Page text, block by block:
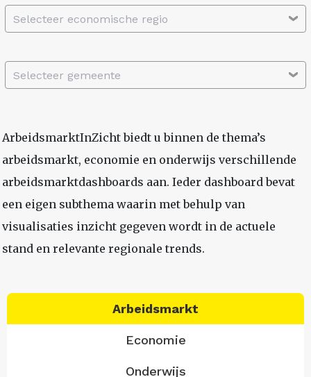
Selecteer economische regio
Selecteer gemeente
ArbeidsmarktInZicht biedt u binnen de thema’s
arbeidsmarkt, economie en onderwijs verschillende
arbeidsmarktdashboards aan. Ieder dashboard bevat
een eigen subthema waarin met behulp van
visualisaties inzicht gegeven wordt in de actuele
stand en relevante regionale trends.
Arbeidsmarkt
Economie
Onderwijs